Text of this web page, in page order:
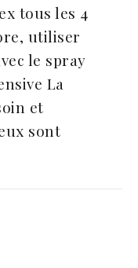
tous les 4
utiliser
le spray
La
et
sont